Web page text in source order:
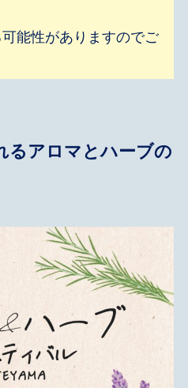
能性がありますのでご
るアロマとハーブの